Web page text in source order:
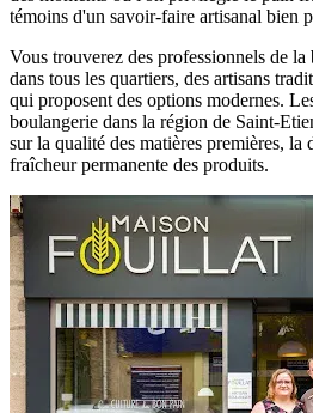
témoins d'un savoir-faire artisanal bien
Vous trouverez des professionnels de
dans tous les quartiers, des artisans
qui proposent des options modernes.
boulangerie dans la région de Saint-
sur la qualité des matières premières, la
fraîcheur permanente des produits.